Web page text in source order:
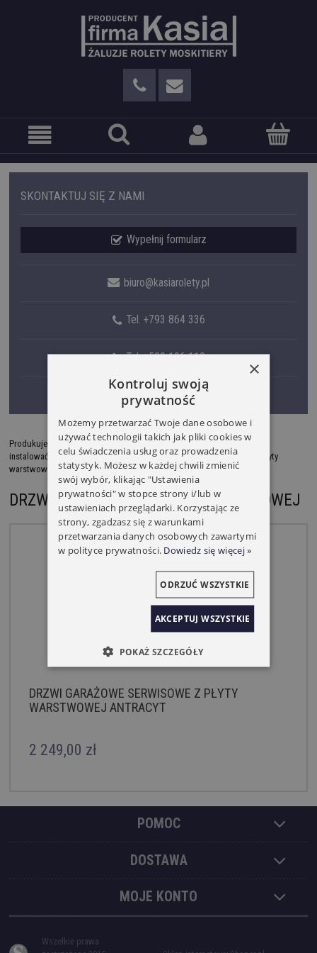
SKONTAKTUJ SIĘ Z NAMI
Wypełnij formularz
biuro@kasiarolety.pl
Tel. +793 864 336
Tel. +509 196 110
Tel. +793 893 489
Produkujemy drzwi serwisowe z płyty warstwowej 40mm. Drzwi można
instalować w bramie uchylnej lub w magazynach, garażach i halach z płyty
warstwowej.
DRZWI SERWISOWE Z PŁYTY WARSTWOWEJ
DRZWI GARAŻOWE SERWISOWE Z PŁYTY
WARSTWOWEJ ANTRACYT
2 249,00 zł
POMOC
DOSTAWA
MOJE KONTO
Wszelkie prawa
×
Kontroluj swoją
prywatność
Możemy przetwarzać Twoje dane osobowe i
używać technologii takich jak pliki cookies w
celu świadczenia usług oraz prowadzenia
statystyk. Możesz w każdej chwili zmienić
swój wybór, klikając "Ustawienia
prywatności" w stopce strony i/lub w
ustawieniach przeglądarki. Korzystając ze
strony, zgadzasz się z warunkami
przetwarzania danych osobowych zawartymi
w polityce prywatności. Dowiedz się więcej »
AKCEPTUJ WSZYSTKIE
ODRZUĆ WSZYSTKIE
POKAŻ SZCZEGÓŁY